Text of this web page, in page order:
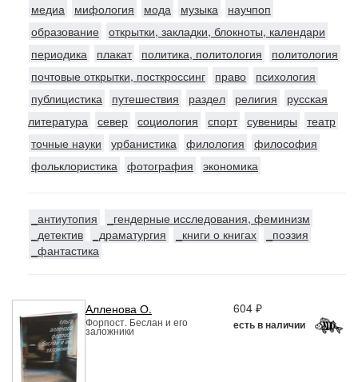
медиа
мифология мода музыка
научпоп
образование открытки, закладки, блокноты, календари
периодика
плакат политика, политология
политология
почтовые открытки, посткроссинг
право
психология
публицистика
путешествия раздел религия
русская
литература север социология спорт сувениры
театр
точные науки
урбанистика филология
философия
фольклористика фотография экономика
_антиутопия
_гендерные исследования, феминизм
_детектив
_драматургия _книги о книгах
_поэзия
_фантастика
Алленова О.
Форпост. Беслан и его
заложники
604 ₽
есть в наличии